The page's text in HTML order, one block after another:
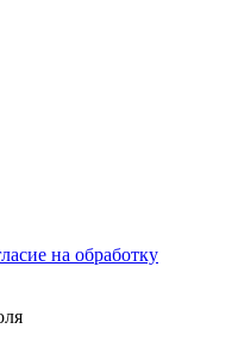
на обработку